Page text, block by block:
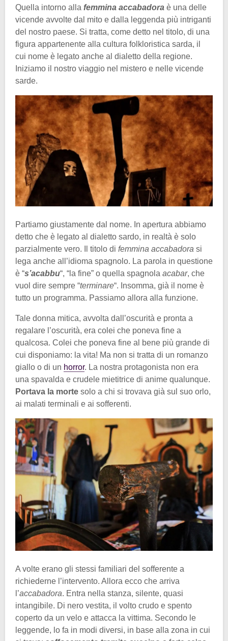
Quella intorno alla femmina accabadora è una delle
vicende avvolte dal mito e dalla leggenda più intriganti
del nostro paese. Si tratta, come detto nel titolo, di una
figura appartenente alla cultura folkloristica sarda, il
cui nome è legato anche al dialetto della regione.
Iniziamo il nostro viaggio nel mistero e nelle vicende
sarde.
Partiamo giustamente dal nome. In apertura abbiamo
detto che è legato al dialetto sardo, in realtà è solo
parzialmente vero. Il titolo di femmina accabadora si
lega anche all’idioma spagnolo. La parola in questione
è “s’acabbu“, “la fine” o quella spagnola acabar, che
vuol dire sempre “terminare“. Insomma, già il nome è
tutto un programma. Passiamo allora alla funzione.
Tale donna mitica, avvolta dall’oscurità e pronta a
regalare l’oscurità, era colei che poneva fine a
qualcosa. Colei che poneva fine al bene più grande di
cui disponiamo: la vita! Ma non si tratta di un romanzo
giallo o di un horror. La nostra protagonista non era
una spavalda e crudele mietitrice di anime qualunque.
Portava la morte solo a chi si trovava già sul suo orlo,
ai malati terminali e ai sofferenti.
A volte erano gli stessi familiari del sofferente a
richiederne l’intervento. Allora ecco che arriva
l’accabadora. Entra nella stanza, silente, quasi
intangibile. Di nero vestita, il volto crudo e spento
coperto da un velo e attacca la vittima. Secondo le
leggende, lo fa in modi diversi, in base alla zona in cui